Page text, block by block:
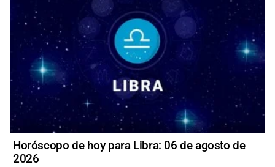
Horóscopo de hoy para Libra: 06 de agosto de
2026